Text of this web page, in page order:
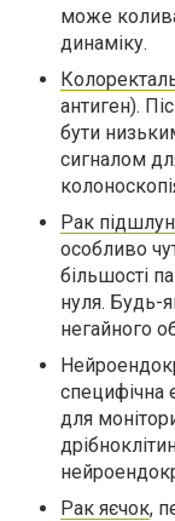
може
динаміку.
антиген).
бути
сигналом
Рак
особливо
більшості
нуля. Будь-
негайного
специфічна
для
Рак яєчок,